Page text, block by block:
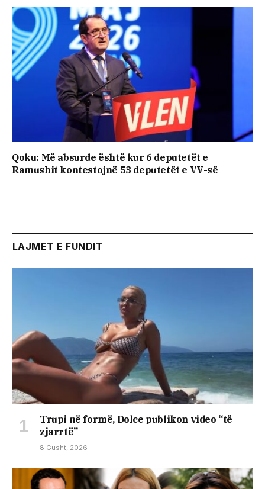
Qoku: Më absurde është kur 6 deputetët e
Ramushit kontestojnë 53 deputetët e VV-së
LAJMET E FUNDIT
Trupi në formë, Dolce publikon video “të
zjarrtë”
8 Gusht, 2026